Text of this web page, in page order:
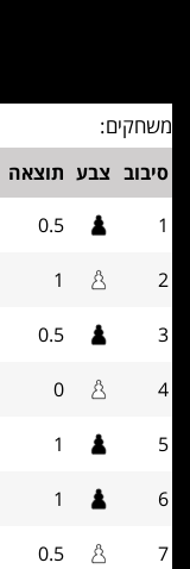
משחקים:
סיבוב צבע תוצאה
1
0.5
2
1
3
0.5
4
0
5
1
6
1
7
0.5